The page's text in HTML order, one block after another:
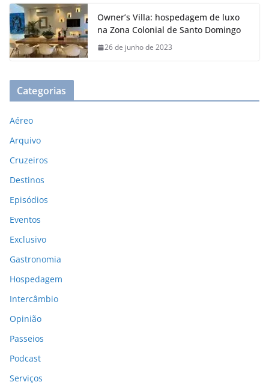
Owner’s Villa: hospedagem de luxo
na Zona Colonial de Santo Domingo
26 de junho de 2023
Categorias
Aéreo
Arquivo
Cruzeiros
Destinos
Episódios
Eventos
Exclusivo
Gastronomia
Hospedagem
Intercâmbio
Opinião
Passeios
Podcast
Serviços